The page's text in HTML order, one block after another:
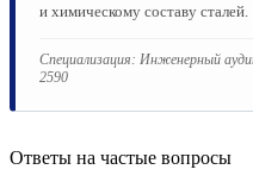
и химическому составу сталей.
Специализация: Инженерный
2590
Ответы на частые вопросы